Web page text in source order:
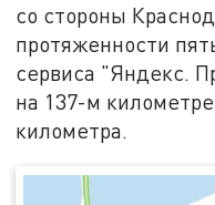
со стороны
протяженности
сервиса "Яндекс.
на 137-м
километра.